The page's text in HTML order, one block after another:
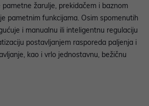
pametne žarulje, prekidačem i baznom
pametnim funkcijama. Osim spomenutih
i manualnu ili inteligentnu regulaciju
postavljanjem rasporeda paljenja i
kao i vrlo jednostavnu, bežičnu